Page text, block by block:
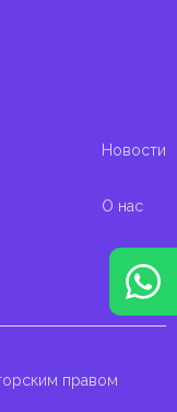
Новости
О нас
правом